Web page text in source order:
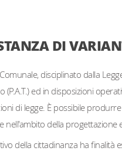
DI
disciplinato dalla
(P.A.T.) ed in disposizioni
di legge. È possibile
nell'ambito della progettazione
della cittadinanza ha finalità